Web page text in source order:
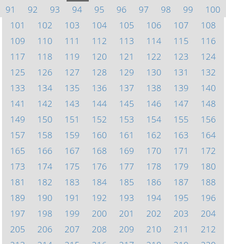
91
92 93 94 95 96 97 98 99
100
101
102 103 104 105 106 107
108
109
110 111 112 113 114 115
116
117
118 119 120 121 122 123
124
125
126 127 128 129 130 131
132
133
134 135 136 137 138 139
140
141
142 143 144 145 146 147
148
149
150 151 152 153 154 155
156
157
158 159 160 161 162 163
164
165
166 167 168 169 170 171
172
173
174 175 176 177 178 179
180
181
182 183 184 185 186 187
188
189
190 191 192 193 194 195
196
197
198 199 200 201 202 203
204
205
206 207 208 209 210 211
212